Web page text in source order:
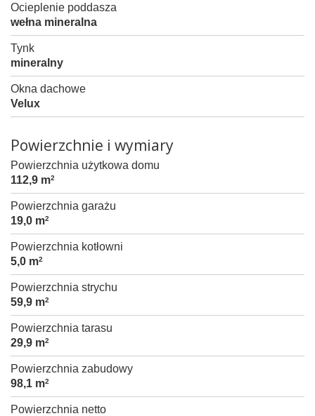
Ocieplenie poddasza
wełna mineralna
Tynk
mineralny
Okna dachowe
Velux
Powierzchnie i wymiary
Powierzchnia użytkowa domu
112,9 m2
Powierzchnia garażu
19,0 m2
Powierzchnia kotłowni
5,0 m2
Powierzchnia strychu
59,9 m2
Powierzchnia tarasu
29,9 m2
Powierzchnia zabudowy
98,1 m2
Powierzchnia netto